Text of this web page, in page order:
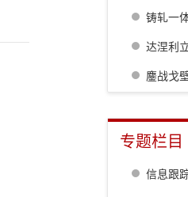
铸轧一体
达涅利立式半连
鏖战戈
专题栏目
信息跟